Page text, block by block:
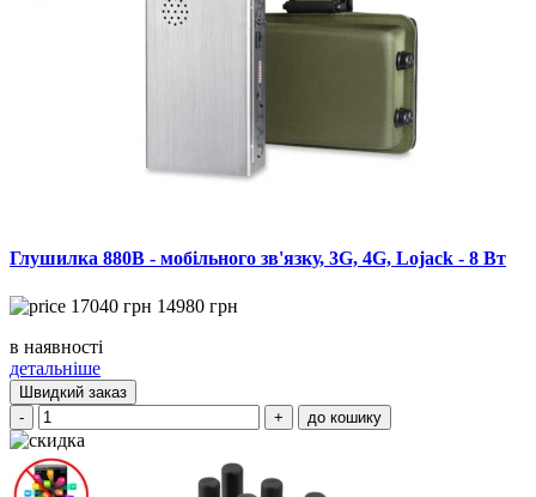
Глушилка 880B - мобільного зв'язку, 3G, 4G, Lojack - 8 Вт
17040 грн 14980 грн
в наявності
детальніше
Швидкий заказ
-
+ до кошику